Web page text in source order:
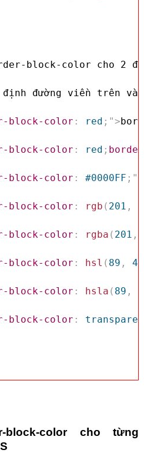
block-color cho 2
định đường viền trên
block-color : red ; ">
block-color : red ;
block-color : #0000FF ; "
block-color : rgb ( 201 ,
block-color : rgba ( 201 ,
block-color : hsl ( 89 ,
block-color : hsla ( 89 ,
block-color :
block-color cho từng